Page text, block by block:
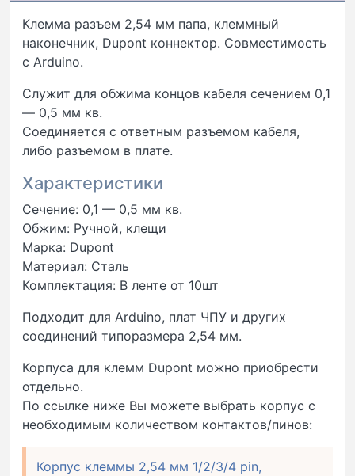
Клемма разъем 2,54 мм папа, клеммный
наконечник, Dupont коннектор. Cовместимость
с Arduino.
Служит для обжима концов кабеля сечением 0,1
— 0,5 мм кв.
Соединяется с ответным разъемом кабеля,
либо разъемом в плате.
Характеристики
Сечение: 0,1 — 0,5 мм кв.
Обжим: Ручной, клещи
Марка: Dupont
Материал: Сталь
Комплектация: В ленте от 10шт
Подходит для Arduino, плат ЧПУ и других
соединений типоразмера 2,54 мм.
Корпуса для клемм Dupont можно приобрести
отдельно.
По ссылке ниже Вы можете выбрать корпус с
необходимым количеством контактов/пинов:
Корпус клеммы 2,54 мм 1/2/3/4 pin,